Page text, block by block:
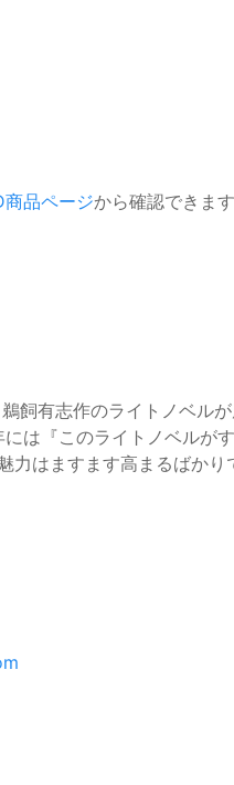
商品ページから確認できます
飼有志作のライトノベル
は『このライトノベルが
はますます高まるばかり